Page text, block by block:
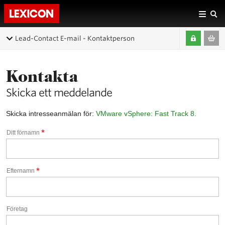
Lead-Contact E-mail - Kontaktperson
Kontakta
Skicka ett meddelande
Skicka intresseanmälan för: VMware vSphere: Fast Track 8.
Ditt förnamn *
Efternamn *
Företag